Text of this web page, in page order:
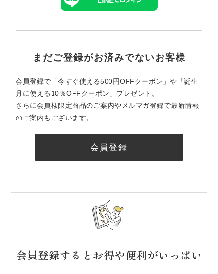
まだご登録がお済みでないお客様
会員登録で「今すぐ使える500円OFFクーポン」や「誕生
月に使える10％OFFクーポン」プレゼント。
さらに会員様限定商品のご案内やメルマガ登録で最新情報
のご案内もございます。
会員登録
会員登録するとお得や便利がいっぱい